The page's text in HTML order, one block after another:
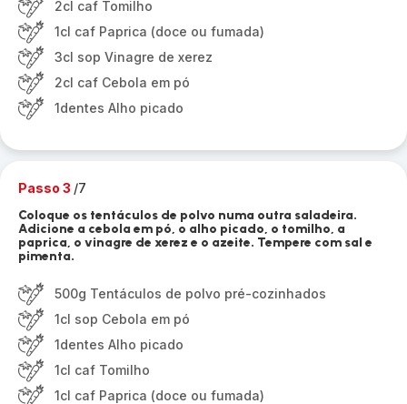
2cl caf Tomilho
1cl caf Paprica (doce ou fumada)
3cl sop Vinagre de xerez
2cl caf Cebola em pó
1dentes Alho picado
Passo 3 /7
Coloque os tentáculos de polvo numa outra saladeira.
Adicione a cebola em pó, o alho picado, o tomilho, a
paprica, o vinagre de xerez e o azeite. Tempere com sal e
pimenta.
500g Tentáculos de polvo pré-cozinhados
1cl sop Cebola em pó
1dentes Alho picado
1cl caf Tomilho
1cl caf Paprica (doce ou fumada)